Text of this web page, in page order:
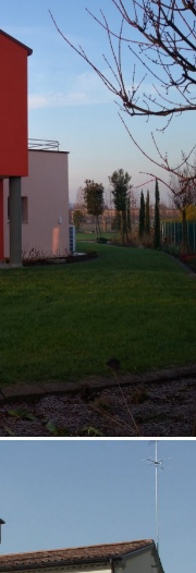
Vicenza